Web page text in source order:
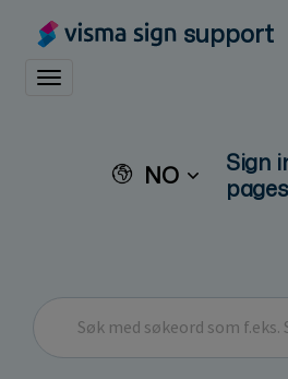
support
Toggle navigation
NO
Sign
pages